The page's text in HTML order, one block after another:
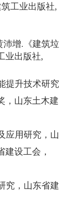
工业出版社,
沛增.《建筑垃
业出版社,
提升技术研究
，山东土木建
应用研究，山
设工会，
究，山东省建